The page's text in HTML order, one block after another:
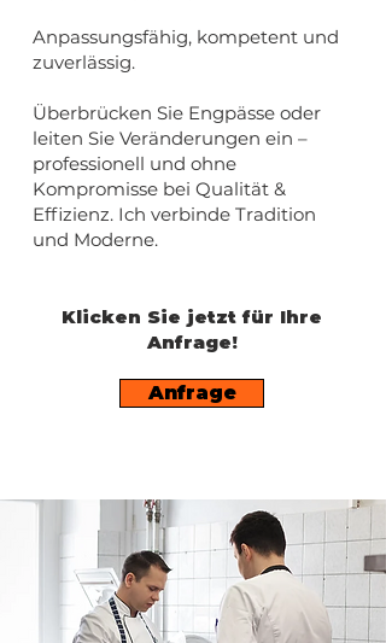
Anpassungsfähig, kompetent und
zuverlässig.
Überbrücken Sie Engpässe oder
leiten Sie Veränderungen ein –
professionell und ohne
Kompromisse bei Qualität &
Effizienz. Ich verbinde Tradition
und Moderne.
Klicken Sie jetzt für Ihre
Anfrage!
Anfrage